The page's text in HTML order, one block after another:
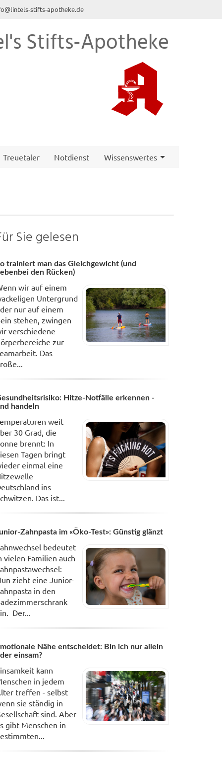
stifts-apotheke.de
Stifts-Apotheke
Treuetaler Notdienst Wissenswertes
Sie gelesen
trainiert man das Gleichgewicht (und
den Rücken)
wir auf einem
Untergrund
nur auf einem
stehen, zwingen
verschiedene
zur
Das
Hitze-Notfälle erkennen -
handeln
weit
30 Grad, die
brennt: In
Tagen bringt
einmal eine
ins
Das ist...
Zahnpasta im «Öko-Test»: Günstig glänzt
bedeutet
vielen Familien auch
zieht eine Junior-
in den
Der...
Nähe entscheidet: Bin ich nur allein
einsam?
kann
in jedem
treffen - selbst
sie ständig in
sind. Aber
gibt Menschen in